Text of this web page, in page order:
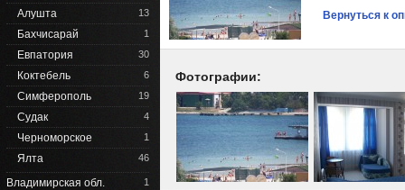
Алушта 13
Бахчисарай 1
Евпатория 30
Коктебель 6
Симферополь 19
Судак 4
Черноморское 1
Ялта 46
Владимирская обл. 1
Вернуться к
Фотографии: